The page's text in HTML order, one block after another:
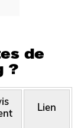
de
?
Lien